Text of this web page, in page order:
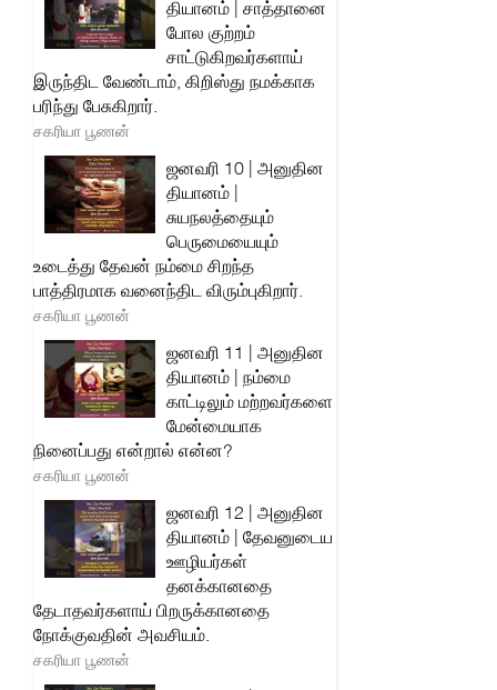
தியானம் | சாத்தானை
போல குற்றம்
சாட்டுகிறவர்களாய்
இருந்திட வேண்டாம், கிறிஸ்து நமக்காக
பரிந்து பேசுகிறார்.
சகரியா பூணன்
ஜனவரி 10 | அனுதின
தியானம் |
சுயநலத்தையும்
பெருமையையும்
உடைத்து தேவன் நம்மை சிறந்த
பாத்திரமாக வனைந்திட விரும்புகிறார்.
சகரியா பூணன்
ஜனவரி 11 | அனுதின
தியானம் | நம்மை
காட்டிலும் மற்றவர்களை
மேன்மையாக
நினைப்பது என்றால் என்ன?
சகரியா பூணன்
ஜனவரி 12 | அனுதின
தியானம் | தேவனுடைய
ஊழியர்கள்
தனக்கானதை
தேடாதவர்களாய் பிறருக்கானதை
நோக்குவதின் அவசியம்.
சகரியா பூணன்